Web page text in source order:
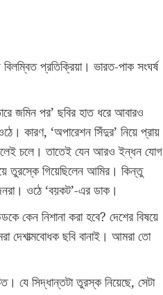
প্রতিক্রিয়া। ভারত-পাক সংঘর্ষ
জমিন পর’ ছবির হাত ধরে আবারও
কারণ, ‘অপারেশন সিঁদুর’ নিয়ে প্রায়
চলে। তাতেই যেন আরও ইন্ধন যোগ
তুরস্কে গিয়েছিলেন আমির। কিন্তু
ওঠে ‘বয়কট’-এর ডাক।
কেন নিশানা করা হবে? দেশের বিষয়ে
দেশাত্মবোধক ছবি বানাই। আমরা তো
যে সিদ্ধান্তটা তুরস্ক নিয়েছে, সেটা